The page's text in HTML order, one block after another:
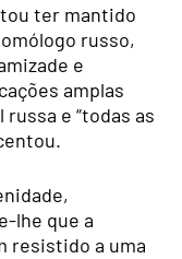
ter mantido
russo,
e
amplas
e “todas as
lhe que a
resistido a uma